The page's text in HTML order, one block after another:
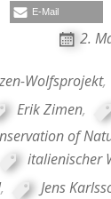
E-Mail
2.
Wolfsprojekt,
Erik Zimen,
of
italienischer
, Jens